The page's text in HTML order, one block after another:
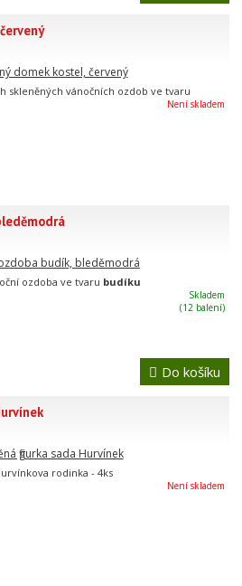
skleněných vánočních ozdob ve tvaru
Není skladem
ozdoba ve tvaru budíku
Skladem
(12 balení)
Do košíku
rodinka - 4ks
Není skladem